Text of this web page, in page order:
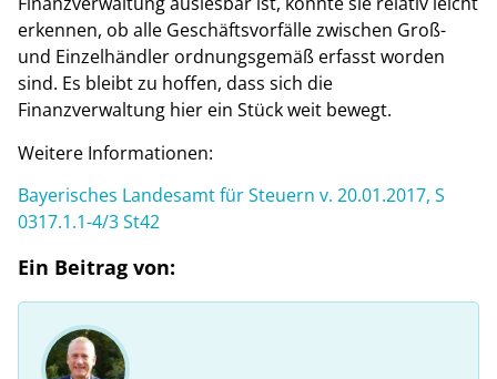
erkennen, ob alle Geschäftsvorfälle zwischen Groß-
und Einzelhändler ordnungsgemäß erfasst worden
sind. Es bleibt zu hoffen, dass sich die
Finanzverwaltung hier ein Stück weit bewegt.
Weitere Informationen:
Bayerisches Landesamt für Steuern v. 20.01.2017, S
0317.1.1-4/3 St42
Ein Beitrag von: